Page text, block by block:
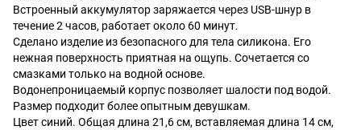
Встроенный аккумулятор заряжается через USB-шнур в
течение 2 часов, работает около 60 минут.
Сделано изделие из безопасного для тела силикона. Его
нежная поверхность приятная на ощупь. Сочетается со
смазками только на водной основе.
Водонепроницаемый корпус позволяет шалости под водой.
Размер подходит более опытным девушкам.
Цвет синий. Общая длина 21,6 см, вставляемая длина 14 см,